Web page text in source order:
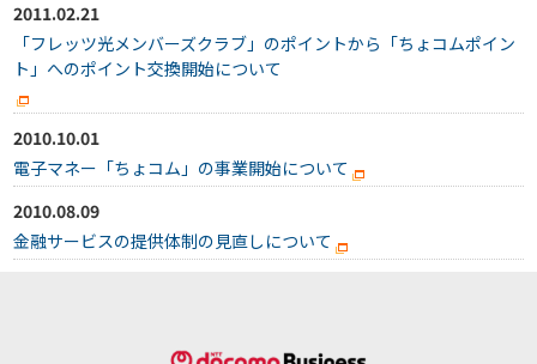
2011.02.21
「フレッツ光メンバーズクラブ」のポイントから「ちょコムポイン
ト」へのポイント交換開始について
2010.10.01
電子マネー「ちょコム」の事業開始について
2010.08.09
金融サービスの提供体制の見直しについて